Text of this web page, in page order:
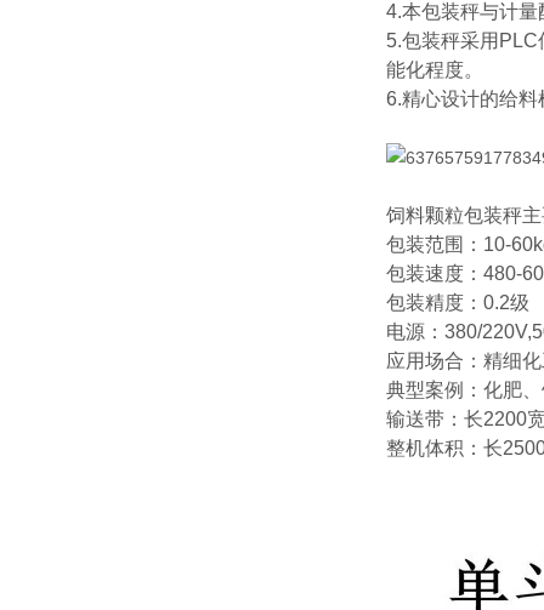
4.本包装秤与计
5.包装秤采用
能化程度。
6.精心设计的给
饲料颗粒包装秤
包装范围：10-
包装速度：480-
包装精度：0.2级
电源：380/
应用场合：精细
典型案例：化肥
输送带：长2200
整机体积：长